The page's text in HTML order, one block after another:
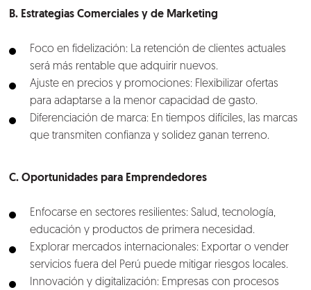
B. Estrategias Comerciales y de Marketing
Foco en fidelización: La retención de clientes actuales
será más rentable que adquirir nuevos.
Ajuste en precios y promociones: Flexibilizar ofertas
para adaptarse a la menor capacidad de gasto.
Diferenciación de marca: En tiempos difíciles, las marcas
que transmiten confianza y solidez ganan terreno.
C. Oportunidades para Emprendedores
Enfocarse en sectores resilientes: Salud, tecnología,
educación y productos de primera necesidad.
Explorar mercados internacionales: Exportar o vender
servicios fuera del Perú puede mitigar riesgos locales.
Innovación y digitalización: Empresas con procesos